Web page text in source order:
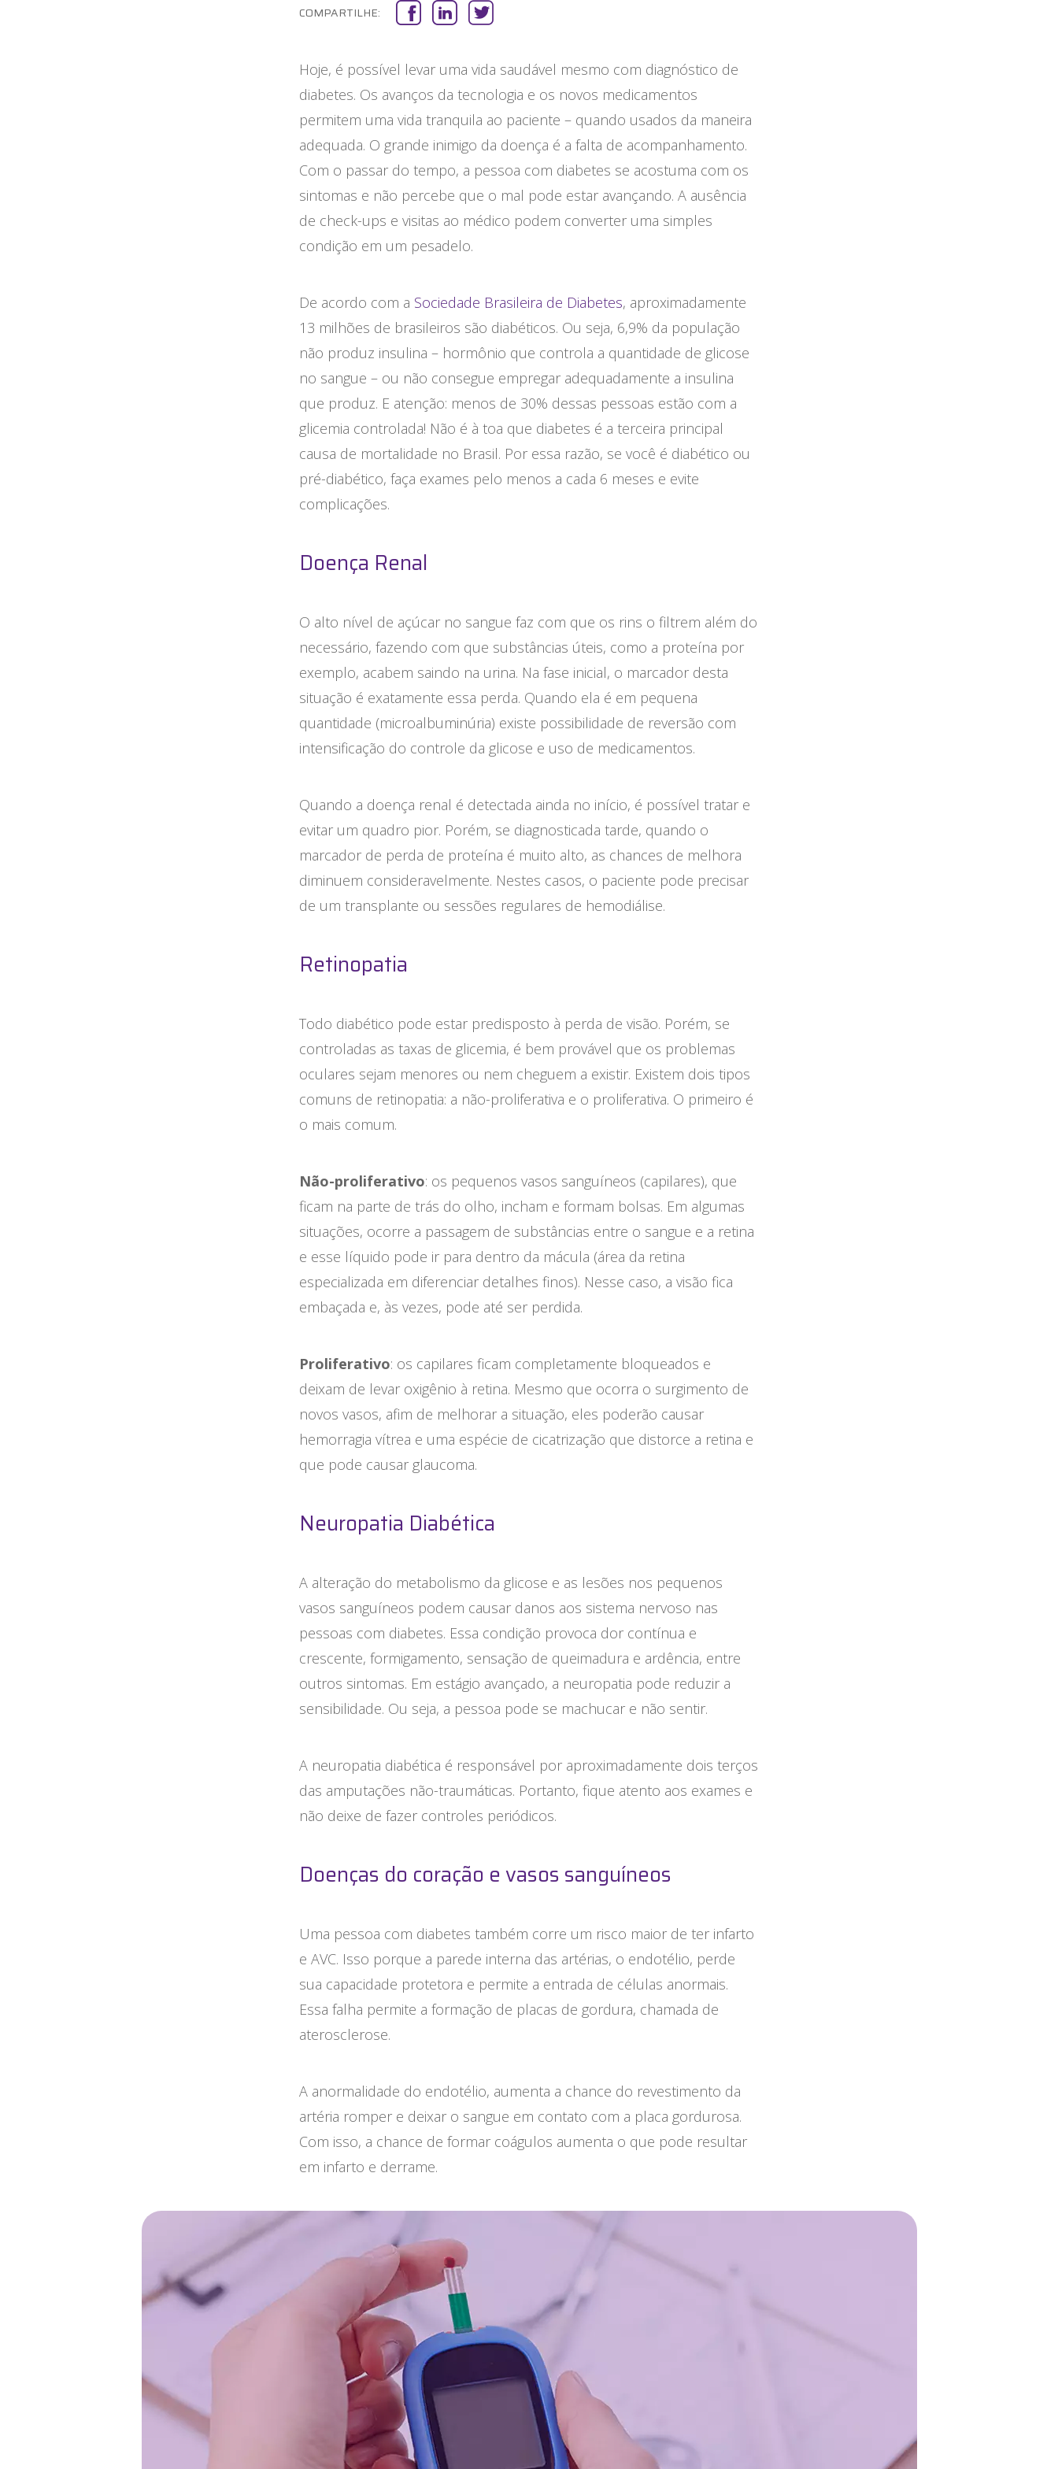
COMPARTILHE:
Hoje, é possível levar uma vida saudável mesmo com diagnóstico de
diabetes. Os avanços da tecnologia e os novos medicamentos
permitem uma vida tranquila ao paciente – quando usados da maneira
adequada. O grande inimigo da doença é a falta de acompanhamento.
Com o passar do tempo, a pessoa com diabetes se acostuma com os
sintomas e não percebe que o mal pode estar avançando. A ausência
de check-ups e visitas ao médico podem converter uma simples
condição em um pesadelo.
De acordo com a Sociedade Brasileira de Diabetes, aproximadamente
13 milhões de brasileiros são diabéticos. Ou seja, 6,9% da população
não produz insulina – hormônio que controla a quantidade de glicose
no sangue – ou não consegue empregar adequadamente a insulina
que produz. E atenção: menos de 30% dessas pessoas estão com a
glicemia controlada! Não é à toa que diabetes é a terceira principal
causa de mortalidade no Brasil. Por essa razão, se você é diabético ou
pré-diabético, faça exames pelo menos a cada 6 meses e evite
complicações.
Doença Renal
O alto nível de açúcar no sangue faz com que os rins o filtrem além do
necessário, fazendo com que substâncias úteis, como a proteína por
exemplo, acabem saindo na urina. Na fase inicial, o marcador desta
situação é exatamente essa perda. Quando ela é em pequena
quantidade (microalbuminúria) existe possibilidade de reversão com
intensificação do controle da glicose e uso de medicamentos.
Quando a doença renal é detectada ainda no início, é possível tratar e
evitar um quadro pior. Porém, se diagnosticada tarde, quando o
marcador de perda de proteína é muito alto, as chances de melhora
diminuem consideravelmente. Nestes casos, o paciente pode precisar
de um transplante ou sessões regulares de hemodiálise.
Retinopatia
Todo diabético pode estar predisposto à perda de visão. Porém, se
controladas as taxas de glicemia, é bem provável que os problemas
oculares sejam menores ou nem cheguem a existir. Existem dois tipos
comuns de retinopatia: a não-proliferativa e o proliferativa. O primeiro é
o mais comum.
Não-proliferativo: os pequenos vasos sanguíneos (capilares), que
ficam na parte de trás do olho, incham e formam bolsas. Em algumas
situações, ocorre a passagem de substâncias entre o sangue e a retina
e esse líquido pode ir para dentro da mácula (área da retina
especializada em diferenciar detalhes finos). Nesse caso, a visão fica
embaçada e, às vezes, pode até ser perdida.
Proliferativo: os capilares ficam completamente bloqueados e
deixam de levar oxigênio à retina. Mesmo que ocorra o surgimento de
novos vasos, afim de melhorar a situação, eles poderão causar
hemorragia vítrea e uma espécie de cicatrização que distorce a retina e
que pode causar glaucoma.
Neuropatia Diabética
A alteração do metabolismo da glicose e as lesões nos pequenos
vasos sanguíneos podem causar danos aos sistema nervoso nas
pessoas com diabetes. Essa condição provoca dor contínua e
crescente, formigamento, sensação de queimadura e ardência, entre
outros sintomas. Em estágio avançado, a neuropatia pode reduzir a
sensibilidade. Ou seja, a pessoa pode se machucar e não sentir.
A neuropatia diabética é responsável por aproximadamente dois terços
das amputações não-traumáticas. Portanto, fique atento aos exames e
não deixe de fazer controles periódicos.
Doenças do coração e vasos sanguíneos
Uma pessoa com diabetes também corre um risco maior de ter infarto
e AVC. Isso porque a parede interna das artérias, o endotélio, perde
sua capacidade protetora e permite a entrada de células anormais.
Essa falha permite a formação de placas de gordura, chamada de
aterosclerose.
A anormalidade do endotélio, aumenta a chance do revestimento da
artéria romper e deixar o sangue em contato com a placa gordurosa.
Com isso, a chance de formar coágulos aumenta o que pode resultar
em infarto e derrame.